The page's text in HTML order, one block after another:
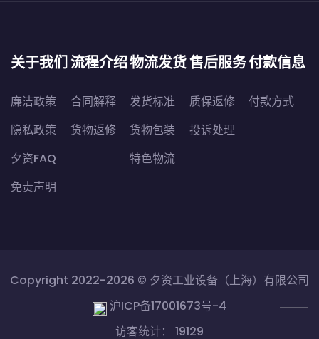
关于我们
廉洁政策
隐私政策
夕资FAQ
免责声明
流程介绍
合同解释
货物返修
物流发货
发货标准
货物包装
特色物流
售后服务
质保返修
投诉处理
付款信息
付款方式
Copyright 2022-2026 © 夕资工业设备（上海）有限公司
沪ICP备17001673号-4
访客统计： 19129